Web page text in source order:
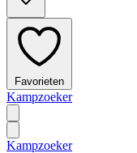
Favorieten
Kampzoeker
Kampzoeker